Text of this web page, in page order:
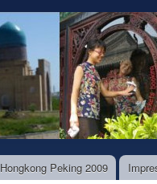
Hongkong Peking 2009